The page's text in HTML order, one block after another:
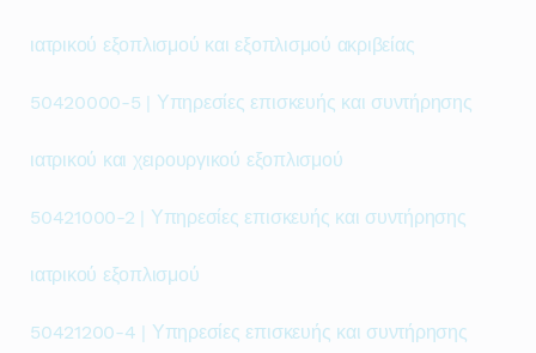
ιατρικού εξοπλισμού και εξοπλισμού ακριβείας
50420000-5 | Υπηρεσίες επισκευής και συντήρησης
ιατρικού και χειρουργικού εξοπλισμού
50421000-2 | Υπηρεσίες επισκευής και συντήρησης
ιατρικού εξοπλισμού
50421200-4 | Υπηρεσίες επισκευής και συντήρησης